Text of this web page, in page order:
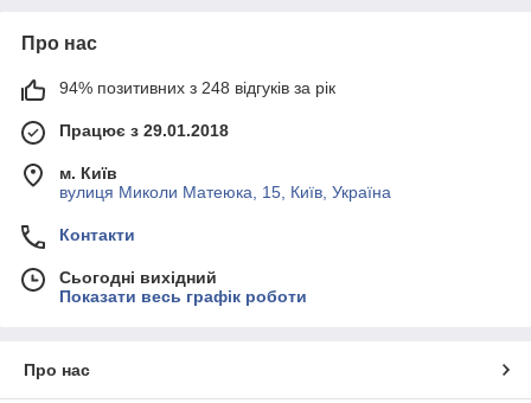
Про нас
94% позитивних з 248 відгуків за рік
Працює з 29.01.2018
м. Київ
вулиця Миколи Матеюка, 15, Київ, Україна
Контакти
Сьогодні вихідний
Показати весь графік роботи
Про нас